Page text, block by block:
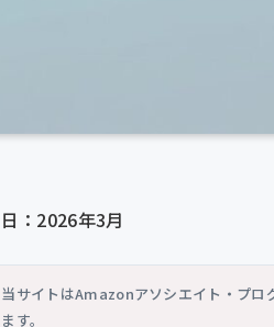
：2026年3月
サイトはAmazonアソシエイト・プロ
す。